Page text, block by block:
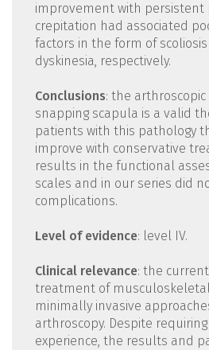
improvement with persistent
crepitation had associated
factors in the form of
dyskinesia, respectively.
Conclusions: the
snapping scapula is a valid
patients with this pathology
improve with conservative
results in the functional
scales and in our series did
complications.
Level of evidence: level IV.
Clinical relevance: the
treatment of
minimally invasive
arthroscopy. Despite
experience, the results and